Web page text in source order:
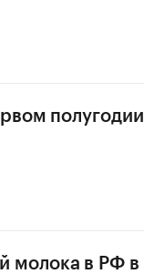
полугодии
молока в РФ в